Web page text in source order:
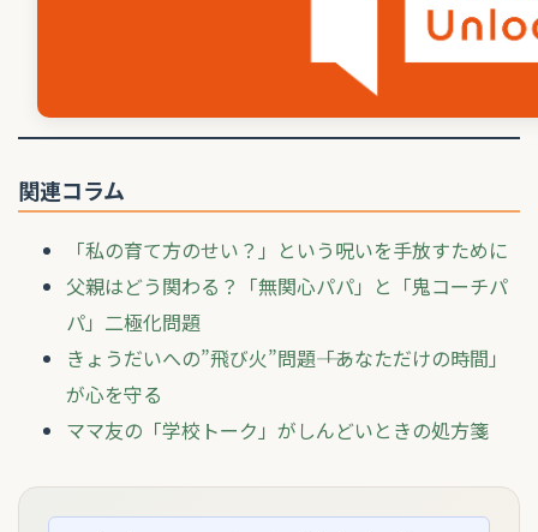
関連コラム
「私の育て方のせい？」という呪いを手放すために
父親はどう関わる？「無関心パパ」と「鬼コーチパ
パ」二極化問題
きょうだいへの”飛び火”問題――「あなただけの時間」
が心を守る
ママ友の「学校トーク」がしんどいときの処方箋